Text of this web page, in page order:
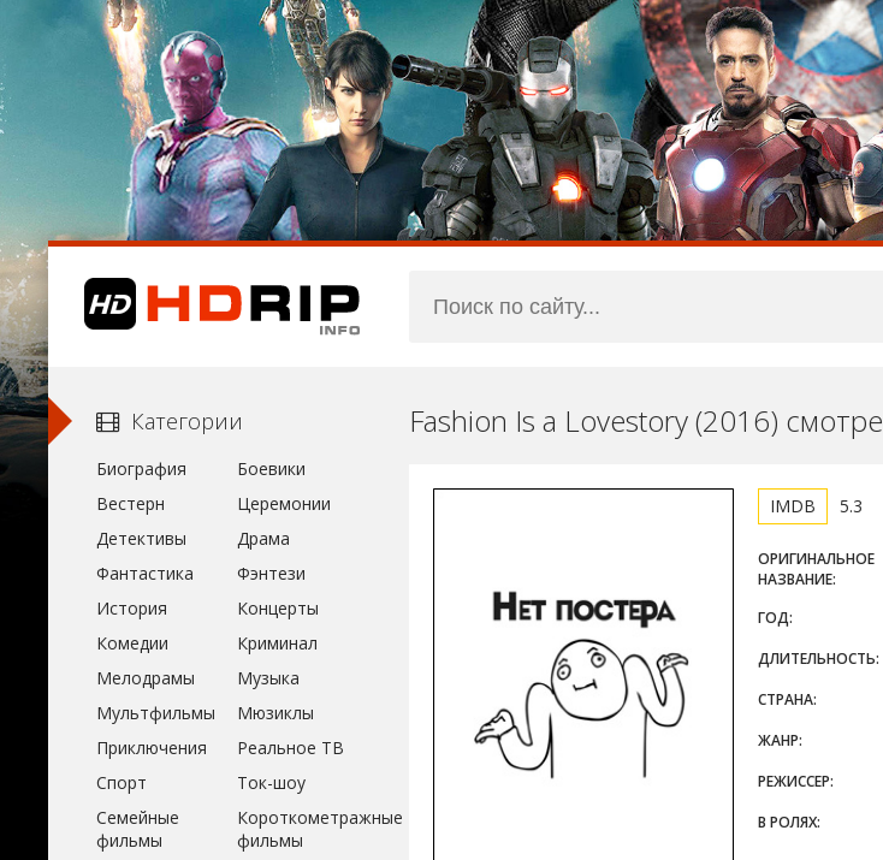
Fashion Is a Lovestory (2016)
5.3
ОРИГИНАЛЬНОЕ
НАЗВАНИЕ:
ГОД:
ДЛИТЕЛЬНОСТЬ:
СТРАНА:
ЖАНР:
РЕЖИССЕР:
В РОЛЯХ:
Категории
Биография
Боевики
Вестерн
Церемонии
Детективы
Драма
Фантастика
Фэнтези
История
Концерты
Комедии
Криминал
Мелодрамы
Музыка
Мультфильмы
Мюзиклы
Приключения
Реальное ТВ
Спорт
Ток-шоу
Семейные
фильмы
Короткометражные
фильмы